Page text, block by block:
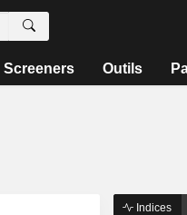
Screeners Outils
Indices